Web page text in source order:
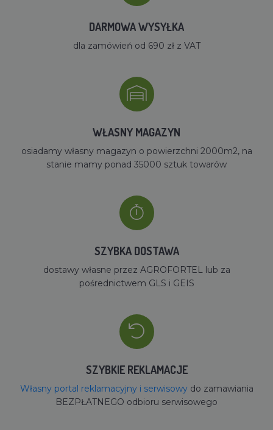
DARMOWA WYSYŁKA
dla zamówień od 690 zł z VAT
WŁASNY MAGAZYN
osiadamy własny magazyn o powierzchni 2000m2, na
stanie mamy ponad 35000 sztuk towarów
SZYBKA DOSTAWA
dostawy własne przez AGROFORTEL lub za
pośrednictwem GLS i GEIS
SZYBKIE REKLAMACJE
Własny portal reklamacyjny i serwisowydo zamawiania
BEZPŁATNEGO odbioru serwisowego